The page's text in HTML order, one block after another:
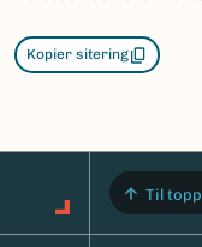
Kopier sitering
Til